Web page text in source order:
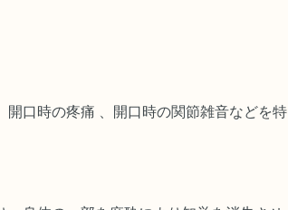
口時の疼痛 、開口時の関節雑音などを特